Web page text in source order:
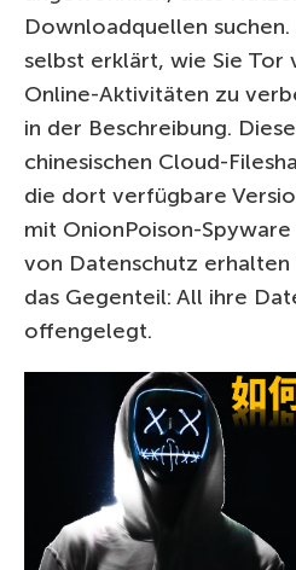
Downloadquellen suchen.
selbst erklärt, wie Sie Tor
Online-Aktivitäten zu
in der Beschreibung.
chinesischen Cloud-
die dort verfügbare
mit OnionPoison-
von Datenschutz
das Gegenteil: All ihre
offengelegt.